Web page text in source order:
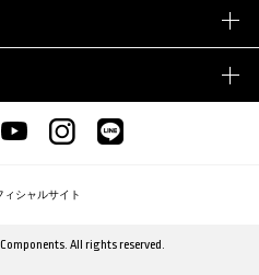
ィシャルサイト
All rights reserved.